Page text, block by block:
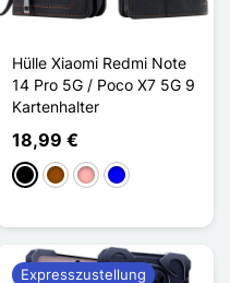
Hülle Xiaomi Redmi Note
14 Pro 5G / Poco X7 5G 9
Kartenhalter
18,99 €
Schwarz
BraunRoségold
Blau
Expresszustellung